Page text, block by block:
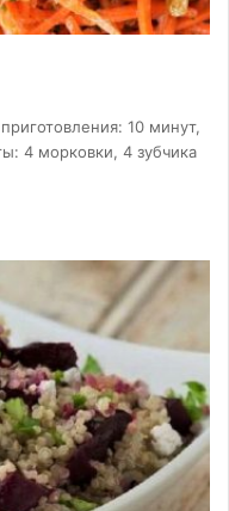
10 минут,
4 морковки, 4 зубчика